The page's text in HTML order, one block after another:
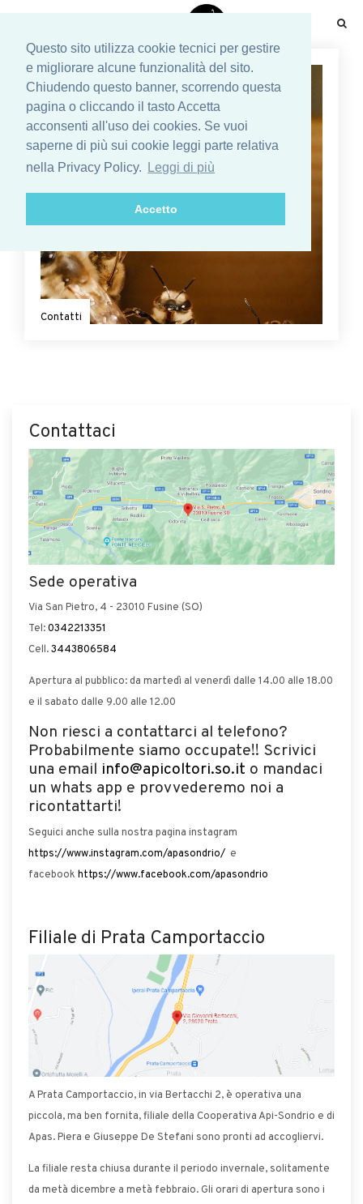
Questo sito utilizza cookie tecnici per gestire
e migliorare alcune funzionalità del sito.
Chiudendo questo banner, scorrendo questa
pagina o cliccando il tasto Accetta
acconsenti all'uso dei cookies. Se vuoi
saperne di più sui cookie leggi parte relativa
nella Privacy Policy.
Leggi di più
Accetto
Contatti
Contattaci
Sede operativa
Via San Pietro, 4 - 23010 Fusine (SO)
Tel:0342213351
Cell.3443806584
Apertura al pubblico: da martedì al venerdì dalle 14.00 alle 18.00
e il sabato dalle 9.00 alle 12.00
Non riesci a contattarci al telefono?
Probabilmente siamo occupate!! Scrivici
una email info@apicoltori.so.it o mandaci
un whats app e provvederemo noi a
ricontattarti!
Seguici anche sulla nostra pagina instagram
https://www.instagram.com/apasondrio/ e
facebook https://www.facebook.com/apasondrio
Filiale di Prata Camportaccio
A Prata Camportaccio, in via Bertacchi 2, è operativa una
piccola, ma ben fornita, filiale della Cooperativa Api-Sondrio e di
Apas. Piera e Giuseppe De Stefani sono pronti ad accogliervi.
La filiale resta chiusa durante il periodo invernale, solitamente
da metà dicembre a metà febbraio. Gli orari di apertura sono i